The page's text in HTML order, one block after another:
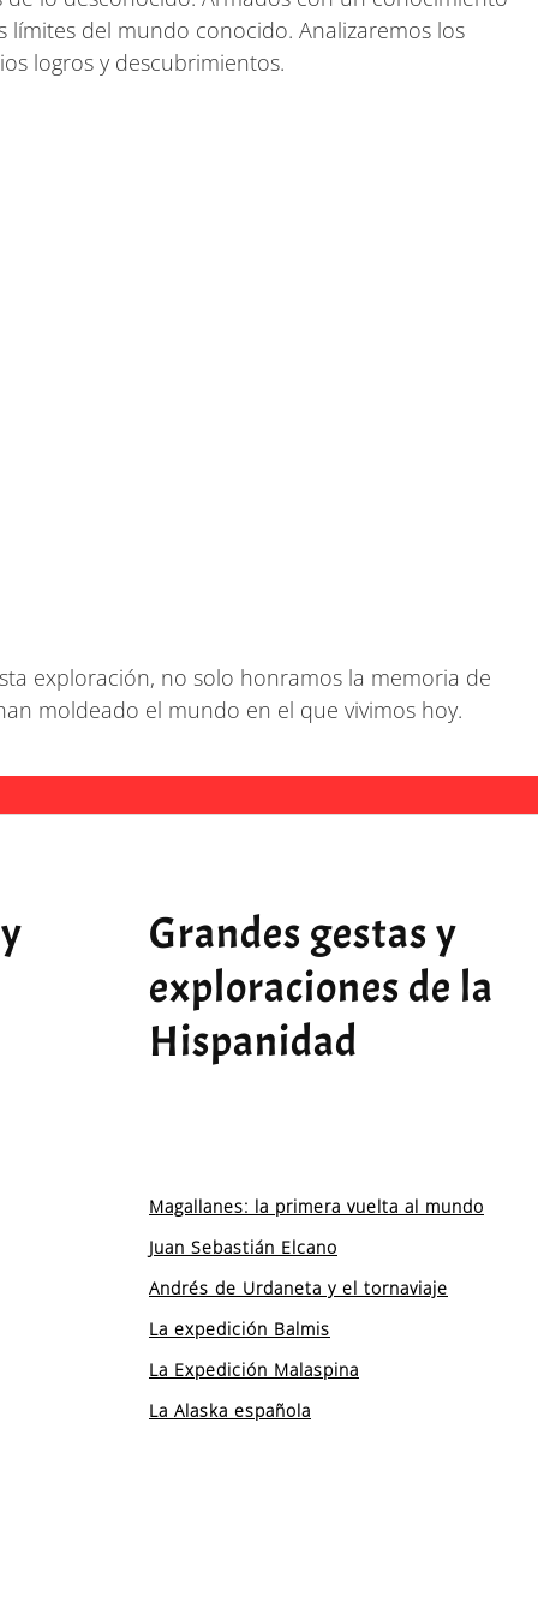
del mundo conocido. Analizaremos los
logros y descubrimientos.
exploración, no solo honramos la memoria de
moldeado el mundo en el que vivimos hoy.
Grandes gestas y
exploraciones de la
Hispanidad
Magallanes: la primera vuelta al mundo
Juan Sebastián Elcano
Andrés de Urdaneta y el tornaviaje
La expedición Balmis
La Expedición Malaspina
La Alaska española